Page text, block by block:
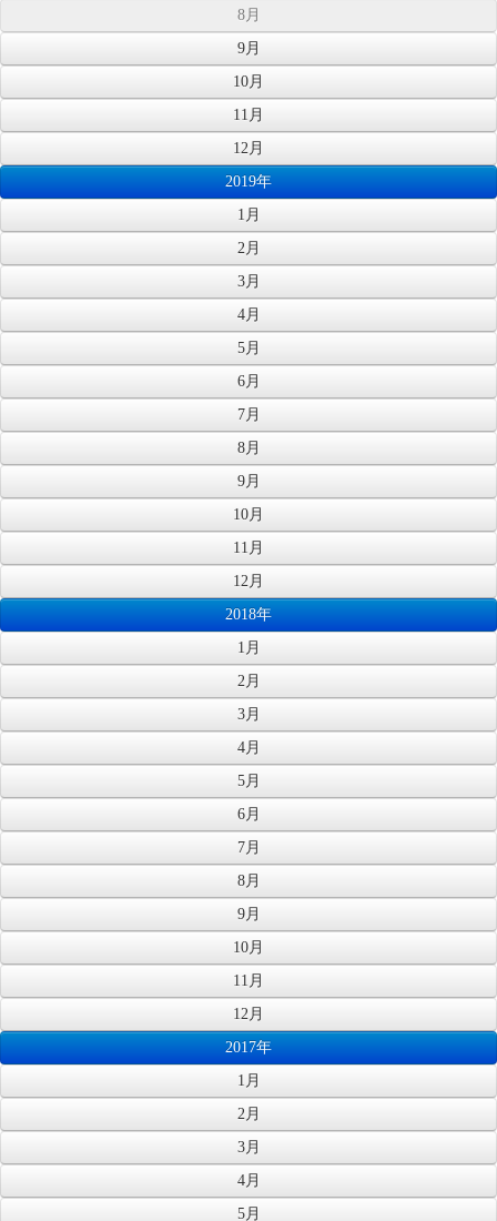
8月
9月
10月
11月
12月
2019年
1月
2月
3月
4月
5月
6月
7月
8月
9月
10月
11月
12月
2018年
1月
2月
3月
4月
5月
6月
7月
8月
9月
10月
11月
12月
2017年
1月
2月
3月
4月
5月